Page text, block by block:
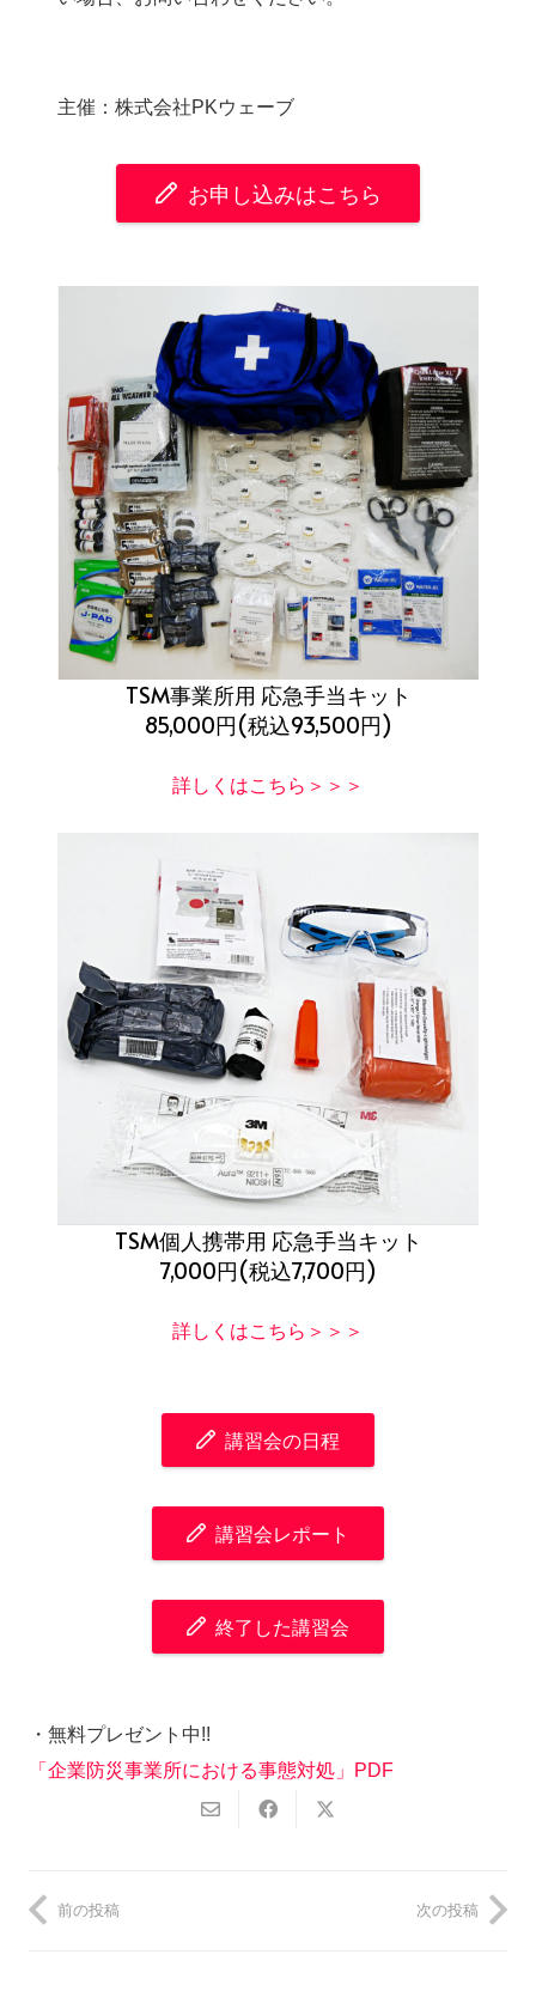
主催：株式会社PKウェーブ
お申し込みはこちら
TSM事業所用 応急手当キット
85,000円(税込93,500円)
詳しくはこちら＞＞＞
TSM個人携帯用 応急手当キット
7,000円(税込7,700円)
詳しくはこちら＞＞＞
講習会の日程
講習会レポート
終了した講習会
・無料プレゼント中!!
「企業防災事業所における事態対処」PDF
前の投稿 次の投稿